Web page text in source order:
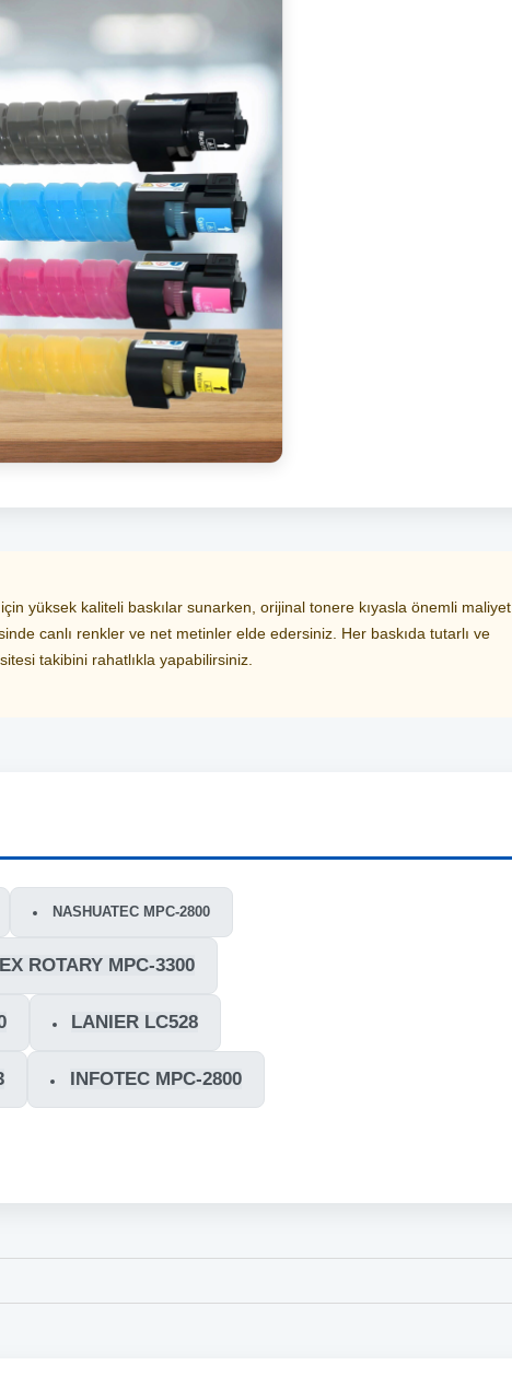
yüksek kaliteli baskılar sunarken, orijinal tonere kıyasla önemli maliyet
canlı renkler ve net metinler elde edersiniz. Her baskıda tutarlı ve
takibini rahatlıkla yapabilirsiniz.
NASHUATEC MPC-2800
ROTARY MPC-3300
LANIER LC528
INFOTEC MPC-2800